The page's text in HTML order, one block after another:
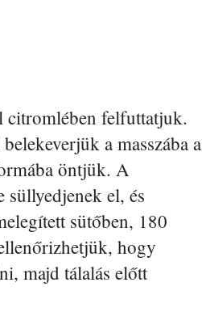
citromlében felfuttatjuk.
a masszába a
öntjük. A
el, és
sütőben, 180
hogy
majd tálalás előtt